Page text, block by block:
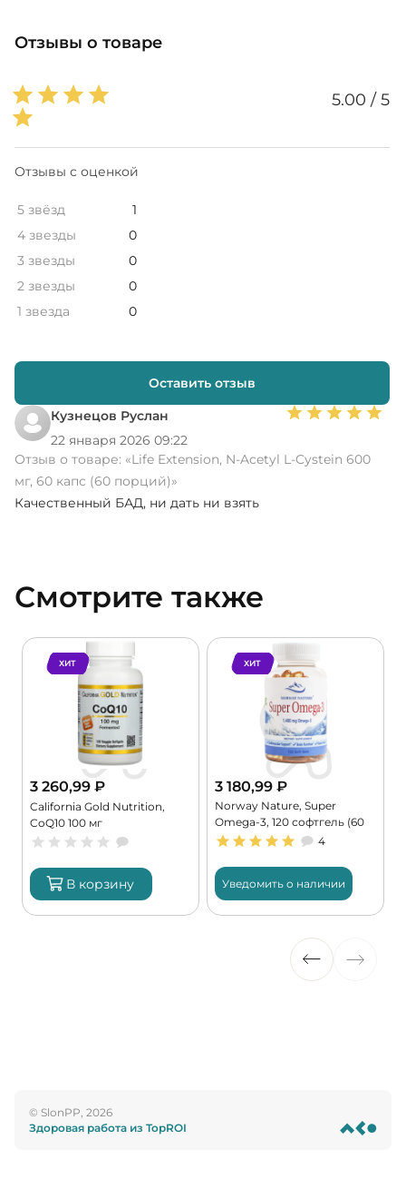
Отзывы о товаре
Кузнецов Руслан
22 января 2026 09:22
Отзыв о товаре: «Life Extension, N-Acetyl L-Cystein 600
мг, 60 капс (60 порций)»
Качественный БАД, ни дать ни взять
5.00 / 5
Отзывы с оценкой
5 звёзд
1
4 звезды
0
3 звезды
0
2 звезды
0
1 звезда
0
Оставить отзыв
Смотрите также
ХИТ
3 260,99 ₽
California Gold Nutrition,
CoQ10 100 мг
В корзину
ХИТ
3 180,99 ₽
Norway Nature, Super
Omega-3, 120 софтгель (60
порций)
4
Уведомить о наличии
© SlonPP, 2026
Здоровая работа из TopROI